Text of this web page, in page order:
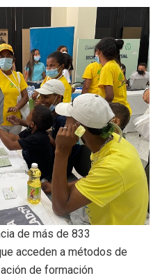
de más de 833
acceden a métodos de
de formación